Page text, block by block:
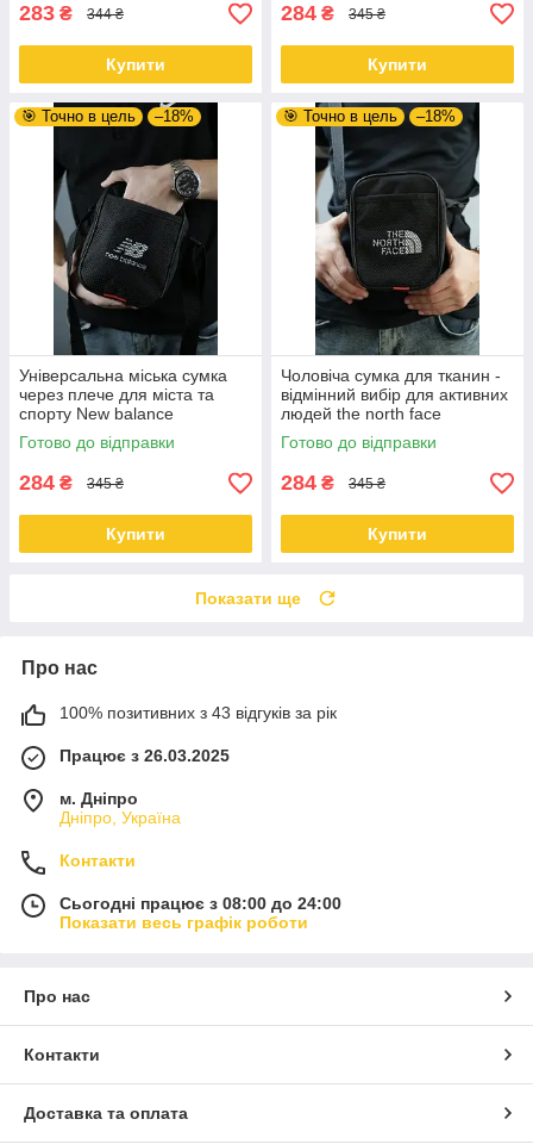
283 ₴ 344 ₴
Купити
284 ₴ 345 ₴
Купити
🎯 Точно в цель –18%
Універсальна міська сумка
через плече для міста та
спорту New balance
Готово до відправки
284 ₴ 345 ₴
Купити
🎯 Точно в цель –18%
Чоловіча сумка для тканин -
відмінний вибір для активних
людей the north face
Готово до відправки
284 ₴ 345 ₴
Купити
Показати ще
Про нас
100% позитивних з 43 відгуків за рік
Працює з 26.03.2025
м. Дніпро
Дніпро, Україна
Контакти
Сьогодні працює з 08:00 до 24:00
Показати весь графік роботи
Про нас
Контакти
Доставка та оплата